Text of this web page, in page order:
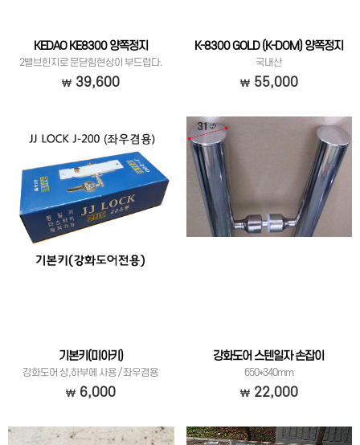
KEDAO KE8300 양쪽정지
2밸브힌지로 문닫힘현상이 부드럽다.
39,600
K-8300 GOLD (K-DOM) 양쪽정지
국내산
55,000
기본키(미아키)
강화도어 상,하부에 사용 / 좌우겸용
6,000
강화도어 스텐일자 손잡이
650*340mm
22,000